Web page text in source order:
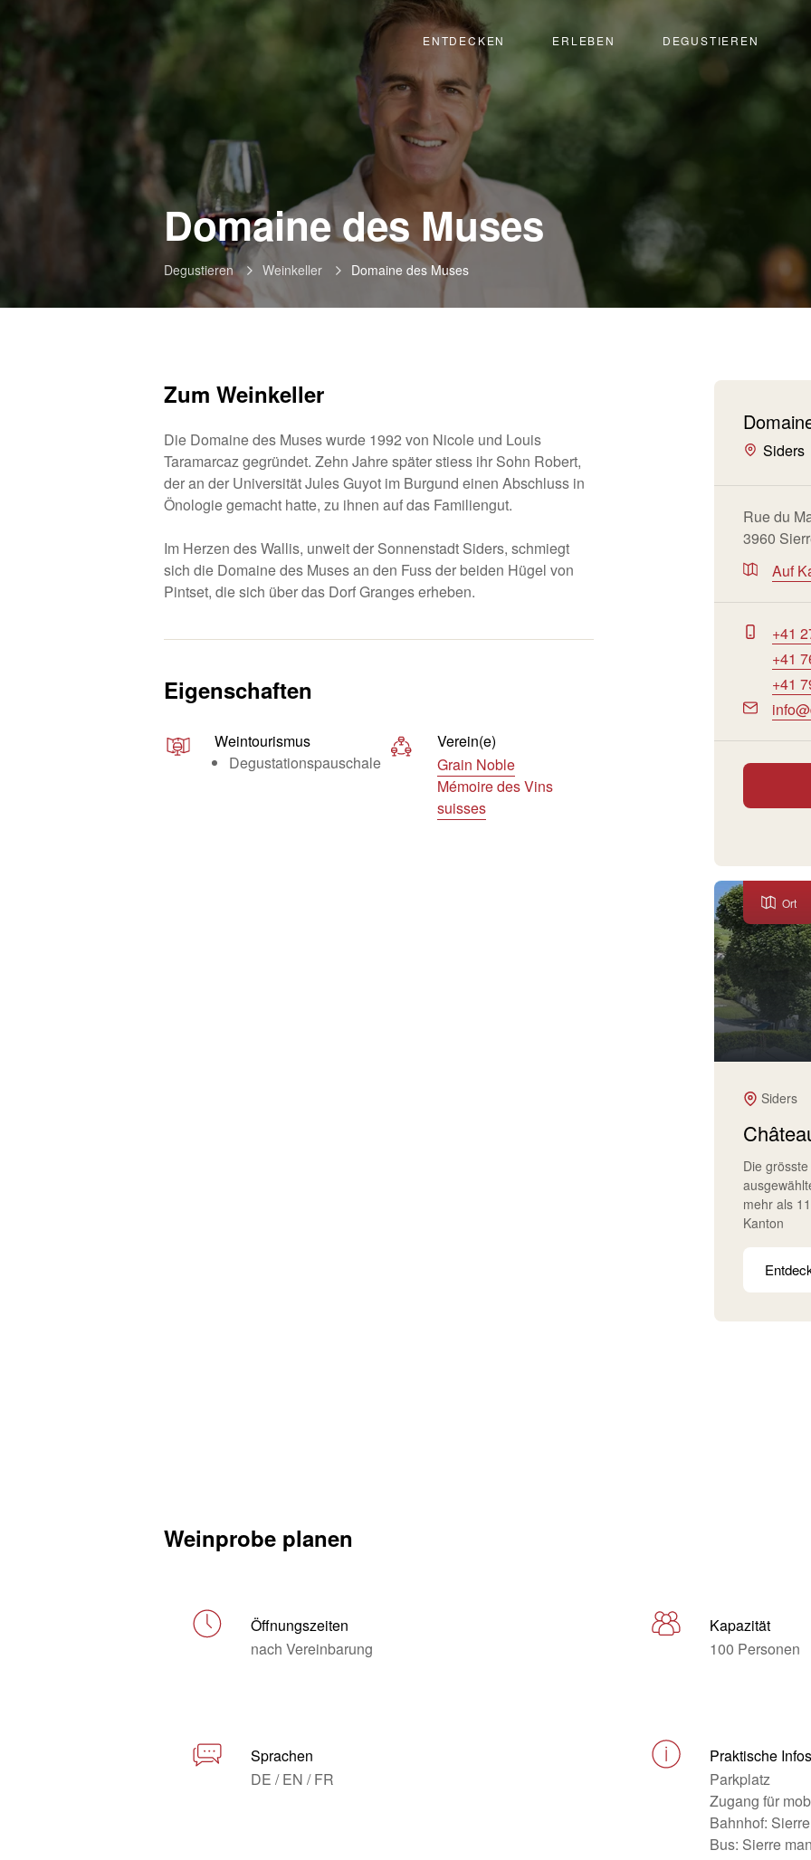
ENTDECKEN ERLEBEN DEGUSTIEREN
Domaine des Muses-
Siders
Degustieren Weinkeller Domaine des Muses
Zum Weinkeller
Die Domaine des Muses wurde 1992 von Nicole und Louis
Taramarcaz gegründet. Zehn Jahre später stiess ihr Sohn Robert,
der an der Universität Jules Guyot im Burgund einen Abschluss in
Önologie gemacht hatte, zu ihnen auf das Familiengut.
Im Herzen des Wallis, unweit der Sonnenstadt Siders, schmiegt
sich die Domaine des Muses an den Fuss der beiden Hügel von
Pintset, die sich über das Dorf Granges erheben.
Eigenschaften
Weintourismus
Degustationspauschale
Verein(e)
Grain Noble
Mémoire des Vins
suisses
Siders
Rue du
3960
Auf
+41
+41
+41
Ort
Siders
Die
mehr als
Kanton
Weinprobe planen
Öffnungszeiten
nach Vereinbarung
Kapazität
100 Personen
Sprachen
DE / EN / FR
Praktische Infos
Parkplatz
Zugang für
Bahnhof: Sierre
Bus: Sierre